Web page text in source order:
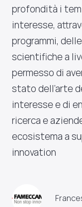
profondità i
interesse,
programmi,
scientifiche a
permesso di
stato dell’arte
interesse e di
ricerca e
ecosistema a
innovation